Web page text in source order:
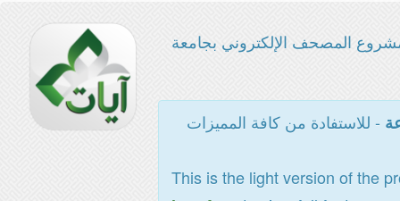
المصحف الإلكتروني بجامعة
- للاستفادة من كافة المميزات
This is the light version of the